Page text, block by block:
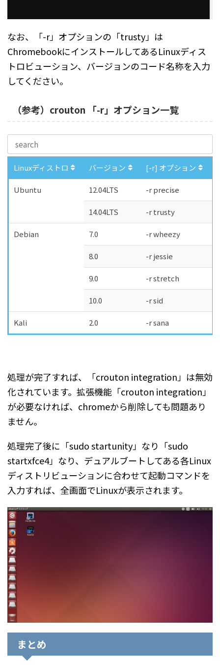
なお、「-r」オプションの「trusty」は
ChromebookにインストールしてあるLinuxディス
トロビューション、バージョンのコード名称を入力
してください。
（参考）crouton 「-r」オプション一覧
Linuxディストロ バージョン [-r] オプション
Ubuntu 12.04LTS -r precise
14.04LTS -r trusty
Debian 7.0 -r wheezy
8.0 -r jessie
9.0 -r stretch
10.0 -r sid
Kali 2.0 -r sana
処理が完了すれば、「crouton integration」は無効
化されています。拡張機能「crouton integration」
が必要なければ、chromeから削除しても問題あり
ません。
処理完了後に「sudo startunity」なり「sudo
startxfce4」なり、デュアルブートしてある各Linux
ディストリビューションに合わせて起動コマンドを
入力すれば、全画面でLinuxが表示されます。
まとめ